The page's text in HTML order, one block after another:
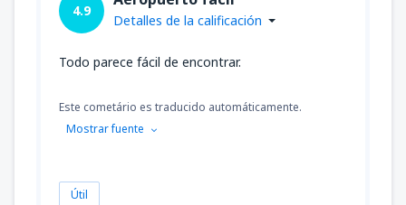
4.9
Detalles de la calificación
Todo parece fácil de encontrar.
Este cometário es traducido automáticamente.
Mostrar fuente
Útil